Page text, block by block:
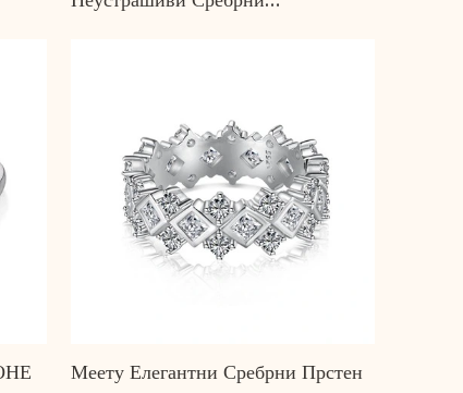
Меету Елегантни Сребрни Прстен